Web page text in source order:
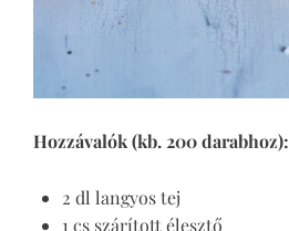
Hozzávalók (kb. 200 darabhoz):
2 dl langyos tej
1 cs szárított élesztő